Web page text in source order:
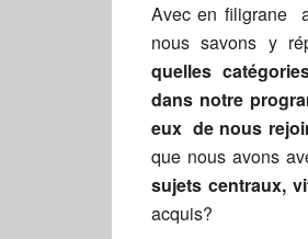
Avec en filigrane
nous savons y
quelles
dans notre
eux de nous
que nous avons
sujets centraux,
acquis?